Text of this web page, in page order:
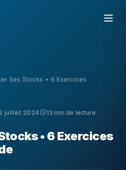
Ses Stocks • 6 Exercices
juillet 2024 13 min de lecture
• 6 Exercices